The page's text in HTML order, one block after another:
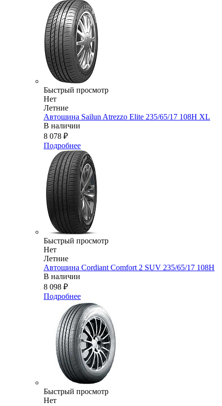
Быстрый просмотр
Нет
Летние
Автошина Sailun Atrezzo Elite 235/65/17 108H XL
В наличии
8 078 ₽
Подробнее
Быстрый просмотр
Нет
Летние
Автошина Cordiant Comfort 2 SUV 235/65/17 108H
В наличии
8 098 ₽
Подробнее
Быстрый просмотр
Нет